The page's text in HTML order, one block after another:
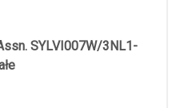
SYLVI007W/3NL1-